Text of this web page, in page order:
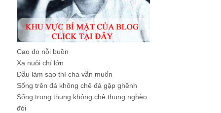
Cao đo nỗi buồn
Xa nuôi chí lớn
Dẫu làm sao thì cha vẫn muốn
Sống trên đá không chê đá gập ghềnh
Sống trong thung không chê thung nghèo
đói